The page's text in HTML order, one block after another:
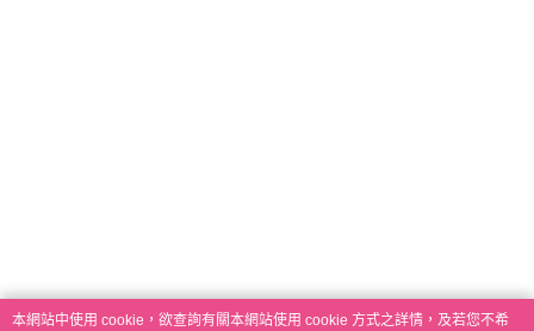
本網站中使用 cookie，欲查詢有關本網站使用 cookie 方式之詳情，及若您不希